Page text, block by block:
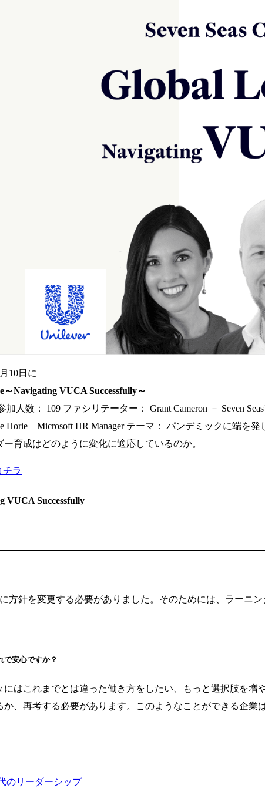
10日に
Navigating VUCA Successfully～
人数： 109 ファシリテーター： Grant Cameron － Seven
Horie – Microsoft HR Manager テーマ： パンデミックに端を
育成はどのように変化に適応しているのか。
チラ
VUCA Successfully
方針を変更する必要がありました。そのためには、ラーニ
で安心ですか？
はこれまでとは違った働き方をしたい、もっと選択肢を
、再考する必要があります。このようなことができる企
のリーダーシップ